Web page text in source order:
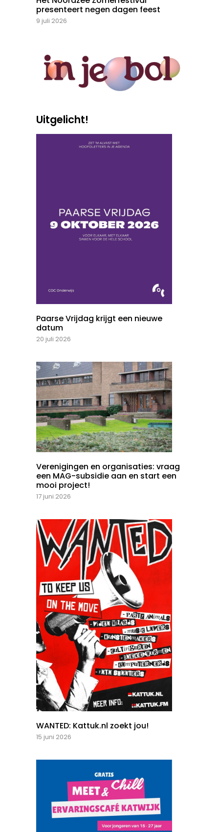
presenteert negen dagen feest
9 juli 2026
Uitgelicht!
Paarse Vrijdag krijgt een nieuwe
datum
20 juli 2026
Verenigingen en organisaties: vraag
een MAG-subsidie aan en start een
mooi project!
17 juni 2026
WANTED: Kattuk.nl zoekt jou!
15 juni 2026